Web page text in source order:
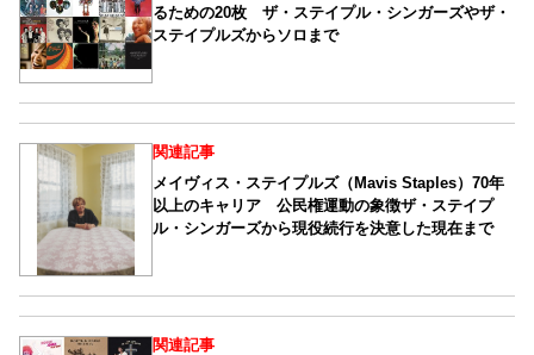
るための20枚 ザ・ステイプル・シンガーズやザ・
ステイプルズからソロまで
関連記事
メイヴィス・ステイプルズ（Mavis Staples）70年
以上のキャリア 公民権運動の象徴ザ・ステイプ
ル・シンガーズから現役続行を決意した現在まで
関連記事